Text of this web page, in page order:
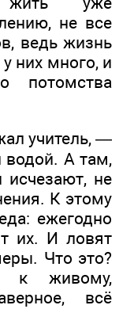
не все
ведь жизнь
них много, и
потомства
учитель, —
водой. А там,
исчезают, не
К этому
ежегодно
их. И ловят
Что это?
к живому,
всё